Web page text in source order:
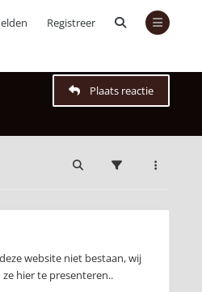
Registreer
Plaats reactie
website niet bestaan, wij
hier te presenteren..